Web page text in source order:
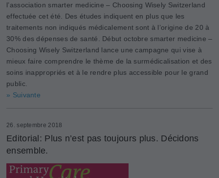
l’association smarter medicine – Choosing Wisely Switzerland
effectuée cet été. Des études indiquent en plus que les
traitements non indiqués médicalement sont à l’origine de 20 à
30% des dépenses de santé. Début octobre smarter medicine –
Choosing Wisely Switzerland lance une campagne qui vise à
mieux faire comprendre le thème de la surmédicalisation et des
soins inappropriés et à le rendre plus accessible pour le grand
public.
» Suivante
26. septembre 2018
Editorial: Plus n’est pas toujours plus. ­Décidons
ensemble.